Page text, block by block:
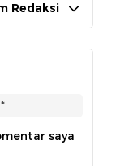
Redaksi
*
saya